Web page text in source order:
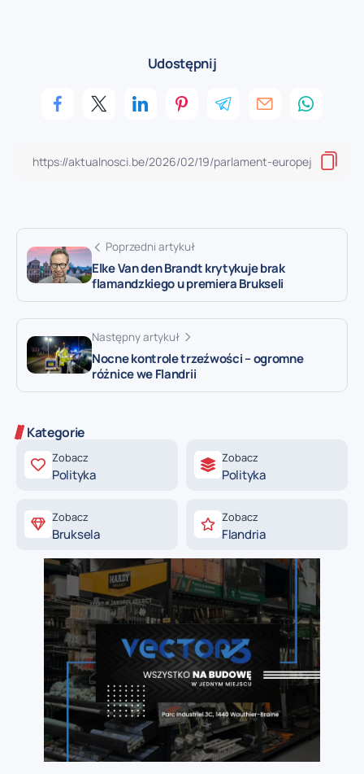
Udostępnij
Poprzedni artykuł
Elke Van den Brandt krytykuje brak
flamandzkiego u premiera Brukseli
Następny artykuł
Nocne kontrole trzeźwości – ogromne
różnice we Flandrii
Kategorie
Zobacz
Polityka
Zobacz
Polityka
Zobacz
Bruksela
Zobacz
Flandria